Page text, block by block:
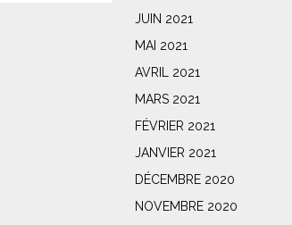
JUIN 2021
MAI 2021
AVRIL 2021
MARS 2021
FÉVRIER 2021
JANVIER 2021
DÉCEMBRE 2020
NOVEMBRE 2020